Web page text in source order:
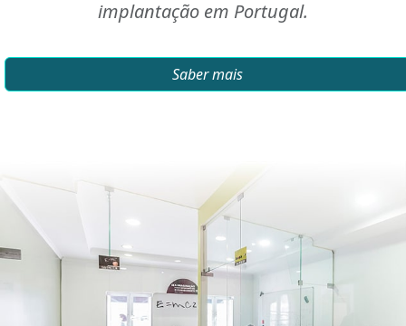
implantação em Portugal.
Saber mais